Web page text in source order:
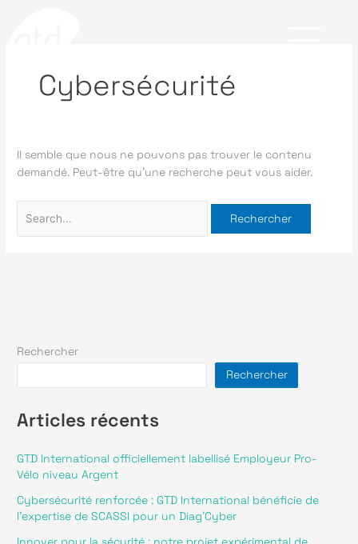
L’équipe Développement logiciel
Secteurs
Services publics
Spatial
Rejoignez-nous
Cybersécurité
Il semble que nous ne pouvons pas trouver le contenu
demandé. Peut-être qu’une recherche peut vous aider.
Rechercher
Rechercher
Articles récents
GTD International officiellement labellisé Employeur Pro-
Vélo niveau Argent
Cybersécurité renforcée : GTD International bénéficie de
l’expertise de SCASSI pour un Diag’Cyber